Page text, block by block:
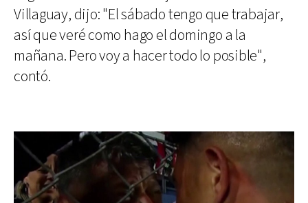
Villaguay, dijo: "El sábado tengo que trabajar,
así que veré como hago el domingo a la
mañana. Pero voy a hacer todo lo posible",
contó.